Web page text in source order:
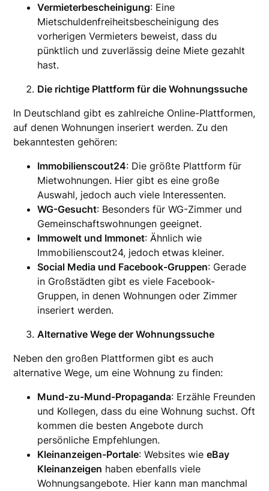
Vermieterbescheinigung: Eine
Mietschuldenfreiheitsbescheinigung des
vorherigen Vermieters beweist, dass du
pünktlich und zuverlässig deine Miete gezahlt
hast.
Die richtige Plattform für die Wohnungssuche
In Deutschland gibt es zahlreiche Online-Plattformen,
auf denen Wohnungen inseriert werden. Zu den
bekanntesten gehören:
Immobilienscout24: Die größte Plattform für
Mietwohnungen. Hier gibt es eine große
Auswahl, jedoch auch viele Interessenten.
WG-Gesucht: Besonders für WG-Zimmer und
Gemeinschaftswohnungen geeignet.
Immowelt und Immonet: Ähnlich wie
Immobilienscout24, jedoch etwas kleiner.
Social Media und Facebook-Gruppen: Gerade
in Großstädten gibt es viele Facebook-
Gruppen, in denen Wohnungen oder Zimmer
inseriert werden.
Alternative Wege der Wohnungssuche
Neben den großen Plattformen gibt es auch
alternative Wege, um eine Wohnung zu finden:
Mund-zu-Mund-Propaganda: Erzähle Freunden
und Kollegen, dass du eine Wohnung suchst. Oft
kommen die besten Angebote durch
persönliche Empfehlungen.
Kleinanzeigen-Portale: Websites wieeBay
Kleinanzeigen haben ebenfalls viele
Wohnungsangebote. Hier kann man manchmal